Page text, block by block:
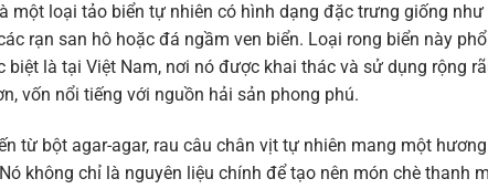
một loại tảo biển tự nhiên có hình dạng đặc trưng giống như
rạn san hô hoặc đá ngầm ven biển. Loại rong biển này phổ
là tại Việt Nam, nơi nó được khai thác và sử dụng rộng
vốn nổi tiếng với nguồn hải sản phong phú.
từ bột agar-agar, rau câu chân vịt tự nhiên mang một
không chỉ là nguyên liệu chính để tạo nên món chè thanh